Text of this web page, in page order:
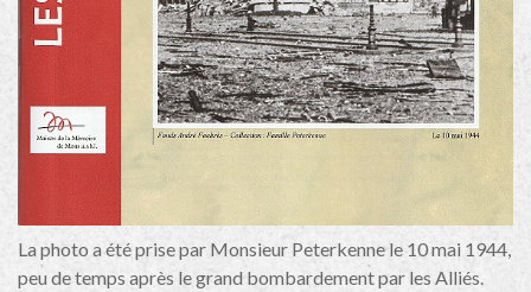
La photo a été prise par Monsieur Peterkenne le 10 mai 1944,
peu de temps après le grand bombardement par les Alliés.